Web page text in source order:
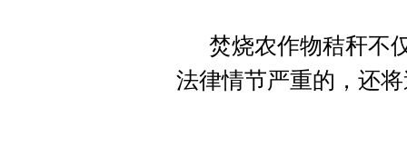
焚烧农作物秸秆不
法律情节严重的，还